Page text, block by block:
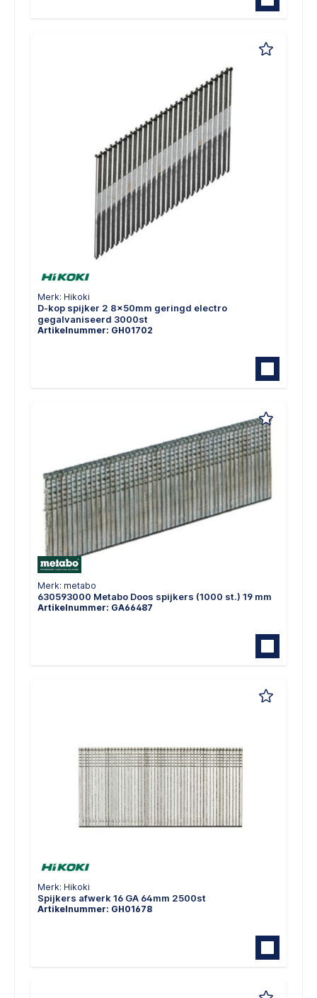
Merk: Hikoki
D-kop spijker 2 8x50mm geringd electro
gegalvaniseerd 3000st
Artikelnummer: GH01702
Merk: metabo
630593000 Metabo Doos spijkers (1000 st.) 19 mm
Artikelnummer: GA66487
Merk: Hikoki
Spijkers afwerk 16 GA 64mm 2500st
Artikelnummer: GH01678